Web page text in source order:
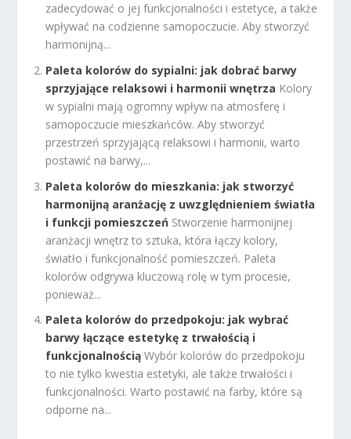
zadecydować o jej funkcjonalności i estetyce, a także
wpływać na codzienne samopoczucie. Aby stworzyć
harmonijną...
Paleta kolorów do sypialni: jak dobrać barwy
sprzyjające relaksowi i harmonii wnętrza Kolory
w sypialni mają ogromny wpływ na atmosferę i
samopoczucie mieszkańców. Aby stworzyć
przestrzeń sprzyjającą relaksowi i harmonii, warto
postawić na barwy,...
Paleta kolorów do mieszkania: jak stworzyć
harmonijną aranżację z uwzględnieniem światła
i funkcji pomieszczeń Stworzenie harmonijnej
aranżacji wnętrz to sztuka, która łączy kolory,
światło i funkcjonalność pomieszczeń. Paleta
kolorów odgrywa kluczową rolę w tym procesie,
ponieważ...
Paleta kolorów do przedpokoju: jak wybrać
barwy łączące estetykę z trwałością i
funkcjonalnością Wybór kolorów do przedpokoju
to nie tylko kwestia estetyki, ale także trwałości i
funkcjonalności. Warto postawić na farby, które są
odporne na...